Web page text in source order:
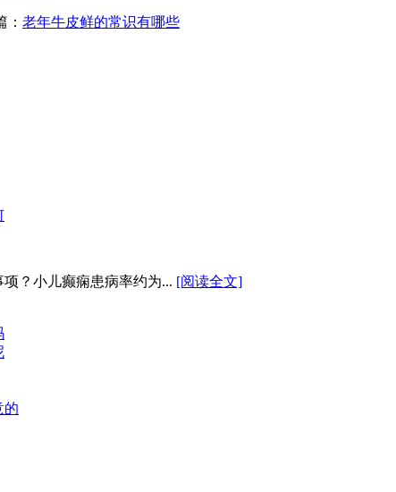
： 老年牛皮鲜的常识有哪些
？小儿癫痫患病率约为... [阅读全文]
的